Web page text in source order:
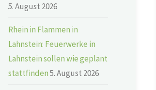
5. August 2026
Rhein in Flammen in
Lahnstein: Feuerwerke in
Lahnstein sollen wie geplant
stattfinden5. August 2026